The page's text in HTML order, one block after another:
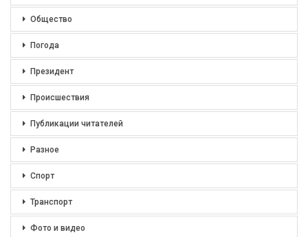
Общество
Погода
Президент
Происшествия
Публикации читателей
Разное
Спорт
Транспорт
Фото и видео